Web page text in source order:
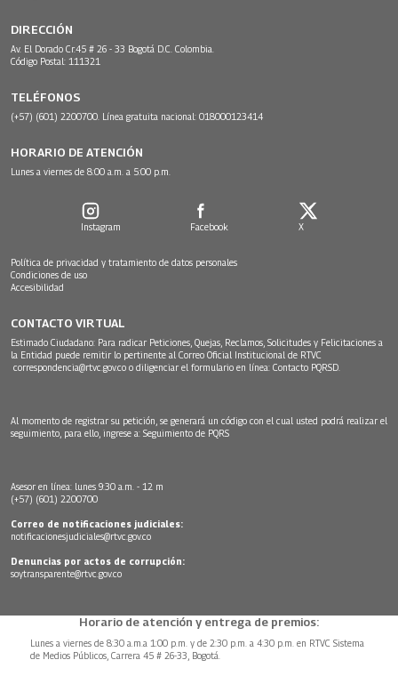
DIRECCIÓN
Av. El Dorado Cr.45 # 26 - 33 Bogotá D.C. Colombia.
Código Postal: 111321
TELÉFONOS
(+57) (601) 2200700. Línea gratuita nacional: 018000123414
HORARIO DE ATENCIÓN
Lunes a viernes de 8:00 a.m. a 5:00 p.m.
Instagram Facebook X
Política de privacidad y tratamiento de datos personales
Condiciones de uso
Accesibilidad
CONTACTO VIRTUAL
Estimado Ciudadano: Para radicar Peticiones, Quejas, Reclamos, Solicitudes y Felicitaciones a
la Entidad puede remitir lo pertinente al Correo Oficial Institucional de RTVC
correspondencia@rtvc.gov.co o diligenciar el formulario en línea: Contacto PQRSD.
Al momento de registrar su petición, se generará un código con el cual usted podrá realizar el
seguimiento, para ello, ingrese a: Seguimiento de PQRS
Asesor en línea: lunes 9:30 a.m. - 12 m
(+57) (601) 2200700
Correo de notificaciones judiciales:
notificacionesjudiciales@rtvc.gov.co
Denuncias por actos de corrupción:
soytransparente@rtvc.gov.co
Horario de atención y entrega de premios:
Lunes a viernes de 8:30 a.m.a 1:00 p.m. y de 2:30 p.m. a 4:30 p.m. en RTVC Sistema
de Medios Públicos, Carrera 45 # 26-33, Bogotá.